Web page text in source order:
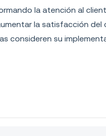
la atención al
la satisfacción
consideren su